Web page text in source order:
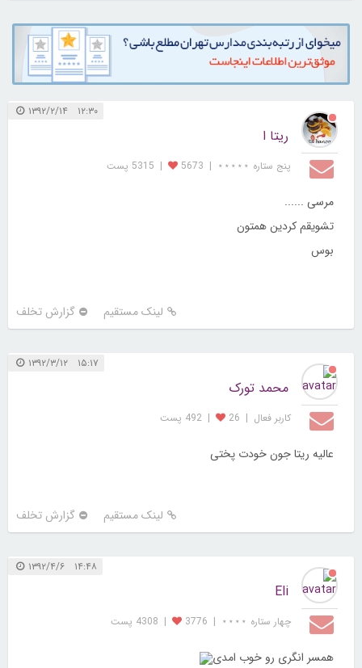
۱۲:۳۰ ۱۳۹۲/۲/۱۴
ریتا ا
پنج ستاره ⋆⋆⋆⋆⋆ |
5673
| 5315 پست
مرسی ......
تشویقم کردین همتون
بوس
لینک مستقیم گزارش تخلف
۱۵:۱۷ ۱۳۹۲/۳/۱۲
محمد تورک
کاربر فعال |
26
| 492 پست
عالیه ریتا جون خودت پختی
لینک مستقیم گزارش تخلف
۱۴:۴۸ ۱۳۹۲/۴/۶
Eli
چهار ستاره ⋆⋆⋆⋆ |
3776
| 4308 پست
همسر انگری رو خوب امدی